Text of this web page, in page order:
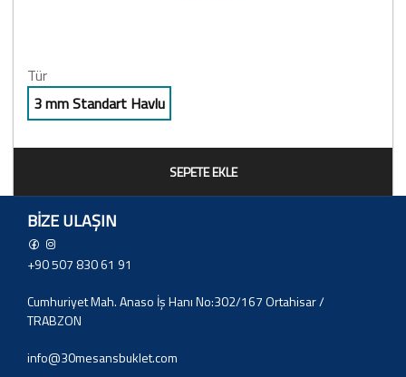
Tür
3 mm Standart Havlu
SEPETE EKLE
BIZE ULAŞIN
+90 507 830 61 91
Cumhuriyet Mah. Anaso İş Hanı No:302/167 Ortahisar /
TRABZON
info@30mesansbuklet.com